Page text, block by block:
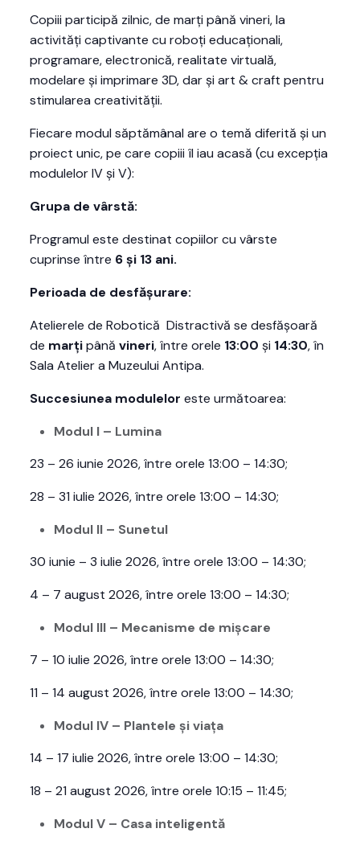
Copiii participă zilnic, de marți până vineri, la
activități captivante cu roboți educaționali,
programare, electronică, realitate virtuală,
modelare și imprimare 3D, dar și art & craft pentru
stimularea creativității.
Fiecare modul săptămânal are o temă diferită și un
proiect unic, pe care copiii îl iau acasă (cu excepția
modulelor IV și V):
Grupa de vârstă:
Programul este destinat copiilor cu vârste
cuprinse între 6 și 13 ani.
Perioada de desfășurare:
Atelierele de Robotică Distractivă se desfășoară
de marțipână vineri, între orele 13:00 și 14:30, în
Sala Atelier a Muzeului Antipa.
Succesiunea modulelor este următoarea:
Modul I – Lumina
23 – 26 iunie 2026, între orele 13:00 – 14:30;
28 – 31 iulie 2026, între orele 13:00 – 14:30;
Modul II – Sunetul
30 iunie – 3 iulie 2026, între orele 13:00 – 14:30;
4 – 7 august 2026, între orele 13:00 – 14:30;
Modul III – Mecanisme de mișcare
7 – 10 iulie 2026, între orele 13:00 – 14:30;
11 – 14 august 2026, între orele 13:00 – 14:30;
Modul IV – Plantele și viața
14 – 17 iulie 2026, între orele 13:00 – 14:30;
18 – 21 august 2026, între orele 10:15 – 11:45;
Modul V – Casa inteligentă